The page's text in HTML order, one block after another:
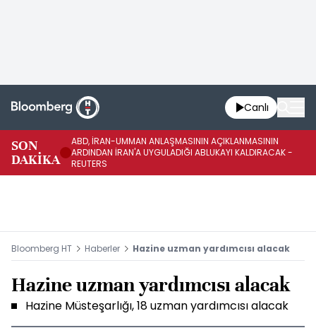
Canlı
SON
DAKİKA
ABD, İRAN-UMMAN ANLAŞMASININ AÇIKLANMASININ
ARDINDAN İRAN'A UYGULADIĞI ABLUKAYI KALDIRACAK -
REUTERS
Bloomberg HT Haberler Hazine uzman yardımcısı alacak
Hazine uzman yardımcısı alacak
Hazine Müsteşarlığı, 18 uzman yardımcısı alacak